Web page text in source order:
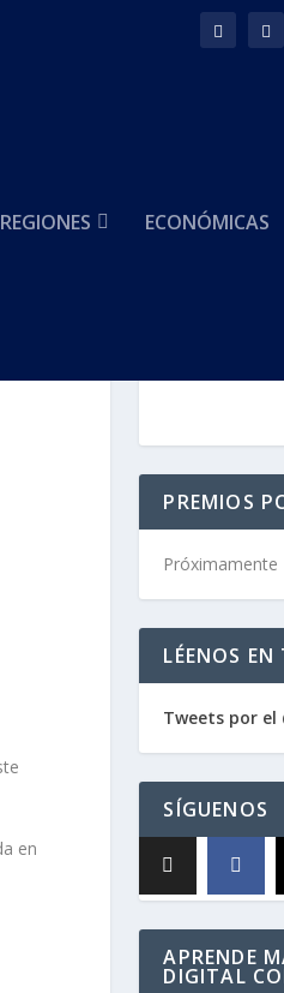
REGIONES ECONÓMICAS
en
PREMIOS
Próximamente
LÉENOS
Tweets por el
SÍGUENOS
APRENDE
DIGITAL